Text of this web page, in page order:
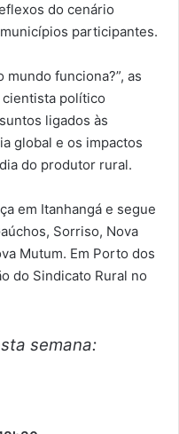
do cenário
participantes.
mundo funciona?”, as
político
ligados às
global e os impactos
do produtor rural.
em Itanhangá e segue
Sorriso, Nova
Mutum. Em Porto dos
do Sindicato Rural no
semana: